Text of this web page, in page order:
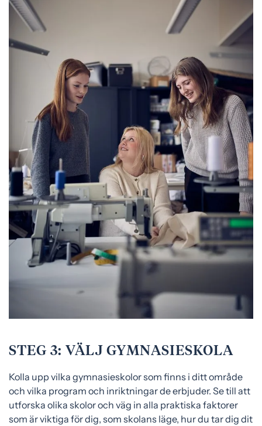
STEG 3: VÄLJ GYMNASIESKOLA
Kolla upp vilka gymnasieskolor som finns i ditt område
och vilka program och inriktningar de erbjuder. Se till att
utforska olika skolor och väg in alla praktiska faktorer
som är viktiga för dig, som skolans läge, hur du tar dig dit